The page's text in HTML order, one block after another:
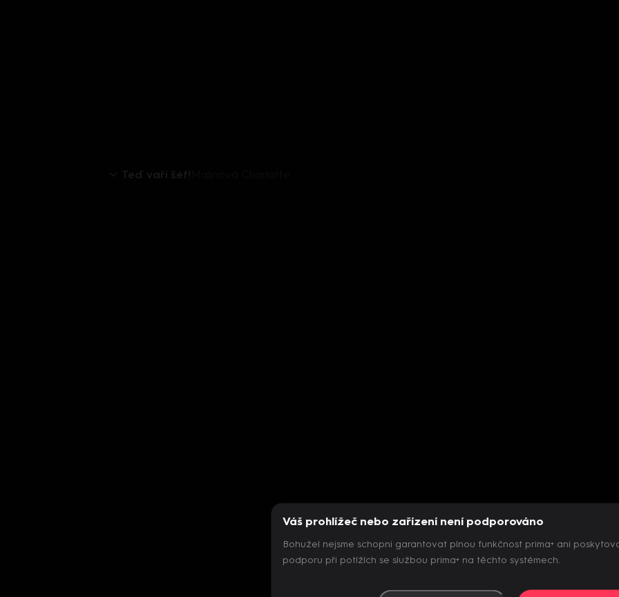
Váš prohlížeč nebo zařízení není podporováno
Bohužel nejsme schopni garantovat plnou funkčnost prima+ ani
podporu při potížích se službou prima+ na těchto systémech.